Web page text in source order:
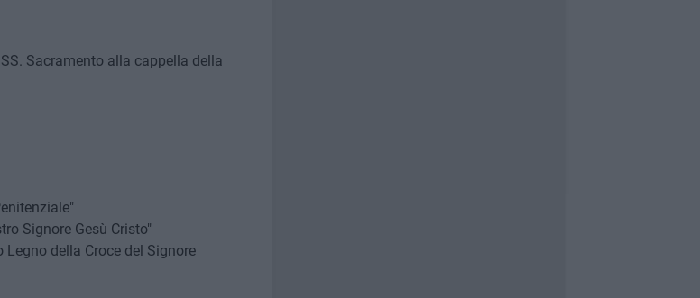
Sacramento alla cappella della
Signore Gesù Cristo"
della Croce del Signore